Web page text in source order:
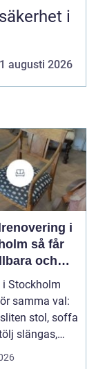
i
augusti 2026
i
så får
och
möbler
i Stockholm
samma val:
stol, soffa
slängas,